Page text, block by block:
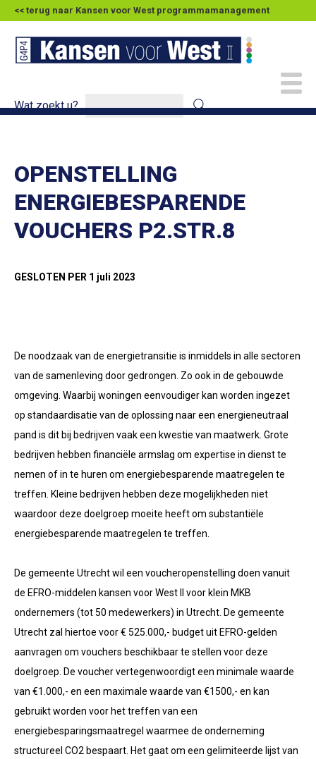
<< terug naar Kansen voor West programmamanagement
Wat zoekt u?
OPENSTELLING
ENERGIEBESPARENDE
VOUCHERS P2.STR.8
GESLOTEN PER 1 juli 2023
De noodzaak van de energietransitie is inmiddels in alle sectoren
van de samenleving door gedrongen. Zo ook in de gebouwde
omgeving. Waarbij woningen eenvoudiger kan worden ingezet
op standaardisatie van de oplossing naar een energieneutraal
pand is dit bij bedrijven vaak een kwestie van maatwerk. Grote
bedrijven hebben financiële armslag om expertise in dienst te
nemen of in te huren om energiebesparende maatregelen te
treffen. Kleine bedrijven hebben deze mogelijkheden niet
waardoor deze doelgroep moeite heeft om substantiële
energiebesparende maatregelen te treffen.
De gemeente Utrecht wil een voucheropenstelling doen vanuit
de EFRO-middelen kansen voor West II voor klein MKB
ondernemers (tot 50 medewerkers) in Utrecht. De gemeente
Utrecht zal hiertoe voor € 525.000,- budget uit EFRO-gelden
aanvragen om vouchers beschikbaar te stellen voor deze
doelgroep. De voucher vertegenwoordigt een minimale waarde
van €1.000,- en een maximale waarde van €1500,- en kan
gebruikt worden voor het treffen van een
energiebesparingsmaatregel waarmee de onderneming
structureel CO2 bespaart. Het gaat om een gelimiteerde lijst van